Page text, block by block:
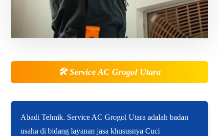
🛠️Service AC Grogol Utara
Abadi Tehnik. Service AC Grogol Utara adalah badan
usaha di bidang layanan jasa khususnya Cuci